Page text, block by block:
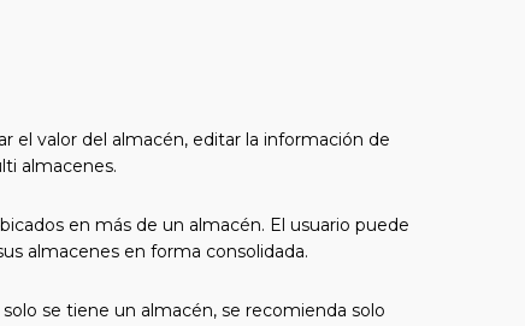
el valor del almacén, editar la información de
almacenes.
en más de un almacén. El usuario puede
almacenes en forma consolidada.
se tiene un almacén, se recomienda solo